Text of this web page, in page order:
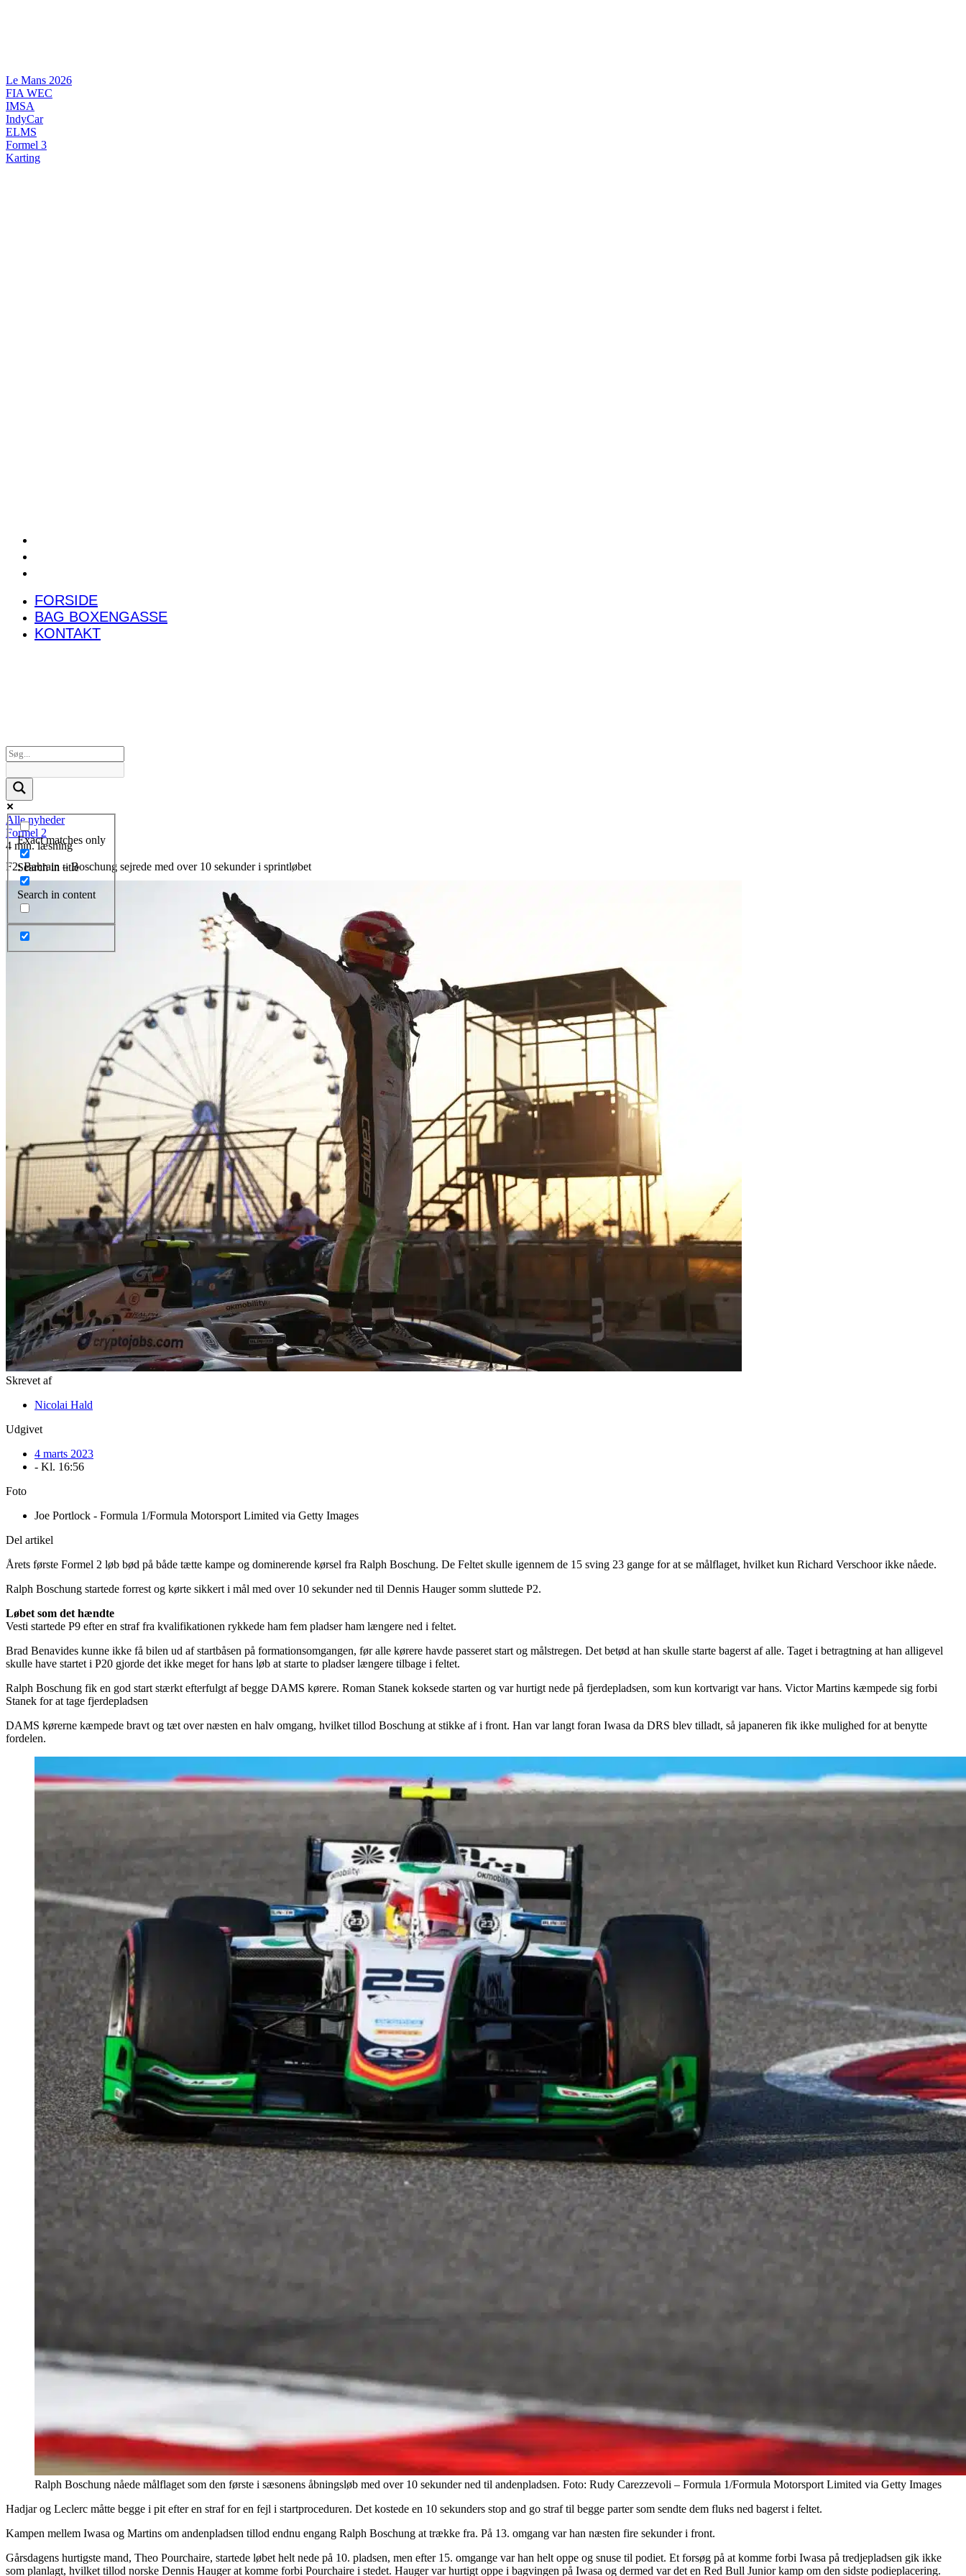
Le Mans 2026
FIA WEC
IMSA
IndyCar
ELMS
Formel 3
Karting
FORSIDE
BAG BOXENGASSE
KONTAKT
Exact matches only
Search in title
Search in content
Alle nyheder
Formel 2
4 min. læsning
F2: Bahrain – Boschung sejrede med over 10 sekunder i sprintløbet
Skrevet af
Nicolai Hald
Udgivet
4 marts 2023
- Kl. 16:56
Foto
Joe Portlock - Formula 1/Formula Motorsport Limited via Getty Images
Del artikel
Årets første Formel 2 løb bød på både tætte kampe og dominerende kørsel fra Ralph Boschung. De Feltet skulle igennem de 15 sving 23 gange for at se målflaget, hvilket kun Richard Verschoor ikke nåede.
Ralph Boschung startede forrest og kørte sikkert i mål med over 10 sekunder ned til Dennis Hauger somm sluttede P2.
Løbet som det hændte
Vesti startede P9 efter en straf fra kvalifikationen rykkede ham fem pladser ham længere ned i feltet.
Brad Benavides kunne ikke få bilen ud af startbåsen på formationsomgangen, før alle kørere havde passeret start og målstregen. Det betød at han skulle starte bagerst af alle. Taget i betragtning at han alligevel
skulle have startet i P20 gjorde det ikke meget for hans løb at starte to pladser længere tilbage i feltet.
Ralph Boschung fik en god start stærkt efterfulgt af begge DAMS kørere. Roman Stanek koksede starten og var hurtigt nede på fjerdepladsen, som kun kortvarigt var hans. Victor Martins kæmpede sig forbi
Stanek for at tage fjerdepladsen
DAMS kørerne kæmpede bravt og tæt over næsten en halv omgang, hvilket tillod Boschung at stikke af i front. Han var langt foran Iwasa da DRS blev tilladt, så japaneren fik ikke mulighed for at benytte
fordelen.
Ralph Boschung nåede målflaget som den første i sæsonens åbningsløb med over 10 sekunder ned til andenpladsen. Foto: Rudy Carezzevoli – Formula 1/Formula Motorsport Limited via Getty Images
Hadjar og Leclerc måtte begge i pit efter en straf for en fejl i startproceduren. Det kostede en 10 sekunders stop and go straf til begge parter som sendte dem fluks ned bagerst i feltet.
Kampen mellem Iwasa og Martins om andenpladsen tillod endnu engang Ralph Boschung at trække fra. På 13. omgang var han næsten fire sekunder i front.
Gårsdagens hurtigste mand, Theo Pourchaire, startede løbet helt nede på 10. pladsen, men efter 15. omgange var han helt oppe og snuse til podiet. Et forsøg på at komme forbi Iwasa på tredjepladsen gik ikke
som planlagt, hvilket tillod norske Dennis Hauger at komme forbi Pourchaire i stedet. Hauger var hurtigt oppe i bagvingen på Iwasa og dermed var det en Red Bull Junior kamp om den sidste podieplacering.